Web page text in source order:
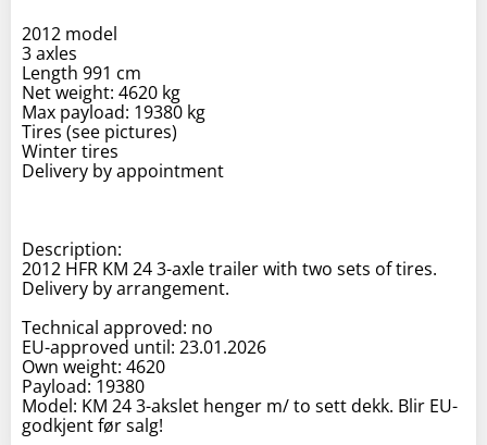
2012 model
3 axles
Length 991 cm
Net weight: 4620 kg
Max payload: 19380 kg
Tires (see pictures)
Winter tires
Delivery by appointment
Description:
2012 HFR KM 24 3-axle trailer with two sets of tires.
Delivery by arrangement.
Technical approved: no
EU-approved until: 23.01.2026
Own weight: 4620
Payload: 19380
Model: KM 24 3-akslet henger m/ to sett dekk. Blir EU-
godkjent før salg!